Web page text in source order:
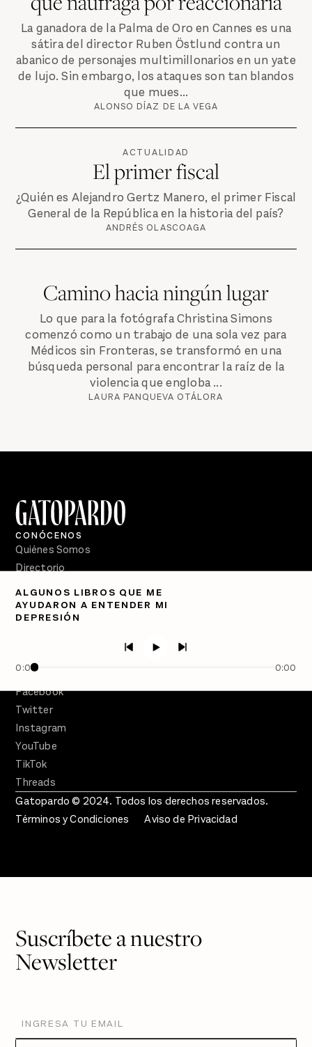
La ganadora de la Palma de Oro en Cannes es una
sátira del director Ruben Östlund contra un
abanico de personajes multimillonarios en un yate
de lujo. Sin embargo, los ataques son tan blandos
que mues...
ALONSO DÍAZ DE LA VEGA
ACTUALIDAD
El primer fiscal
¿Quién es Alejandro Gertz Manero, el primer Fiscal
General de la República en la historia del país?
ANDRÉS OLASCOAGA
Camino hacia ningún lugar
Lo que para la fotógrafa Christina Simons
comenzó como un trabajo de una sola vez para
Médicos sin Fronteras, se transformó en una
búsqueda personal para encontrar la raíz de la
violencia que engloba ...
LAURA PANQUEVA OTÁLORA
ALGUNOS LIBROS QUE ME
AYUDARON A ENTENDER MI
DEPRESIÓN
0:00 0:00
CONÓCENOS
Quiénes Somos
Directorio
PÓDCASTS
Semanario Gatopardo
Facebook
Twitter
Instagram
YouTube
TikTok
Threads
Gatopardo © 2024. Todos los derechos reservados.
Términos y Condiciones
Aviso de Privacidad
Suscríbete a nuestro
Newsletter